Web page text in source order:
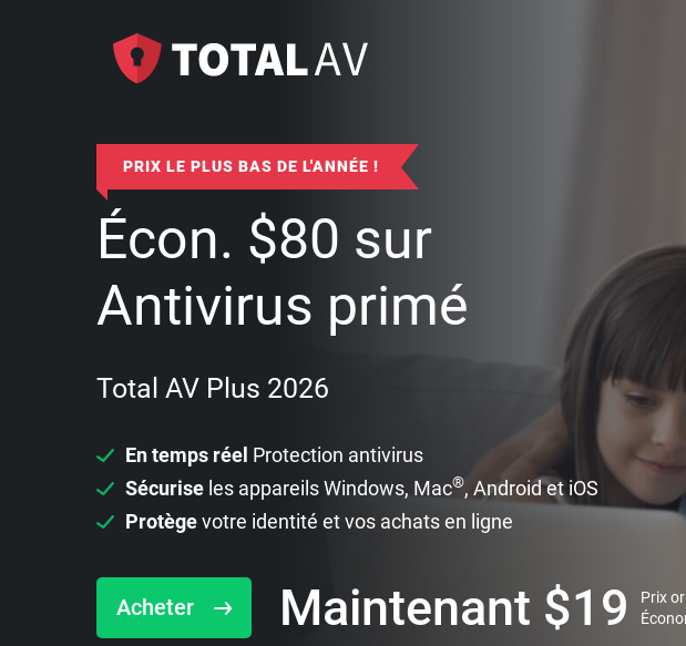
PRIX LE PLUS BAS DE L'ANNÉE !
Écon. $80 sur
Antivirus primé
Total AV Plus 2026
En temps réel Protection antivirus
Sécurise les appareils Windows, Mac®, Android et iOS
Protègevotre identité et vos achats en ligne
Acheter Maintenant $19 Prix